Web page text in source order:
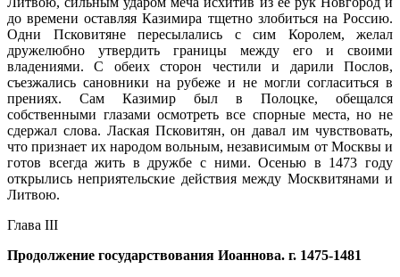
до времени оставляя Казимира тщетно злобиться на Россию.
Одни Псковитяне пересылались с сим Королем, желал
дружелюбно утвердить границы между его и своими
владениями. С обеих сторон честили и дарили Послов,
съезжались сановники на рубеже и не могли согласиться в
прениях. Сам Казимир был в Полоцке, обещался
собственными глазами осмотреть все спорные места, но не
сдержал слова. Лаская Псковитян, он давал им чувствовать,
что признает их народом вольным, независимым от Москвы и
готов всегда жить в дружбе с ними. Осенью в 1473 году
открылись неприятельские действия между Москвитянами и
Литвою.
Глава III
Продолжение государствования Иоаннова. г. 1475-1481